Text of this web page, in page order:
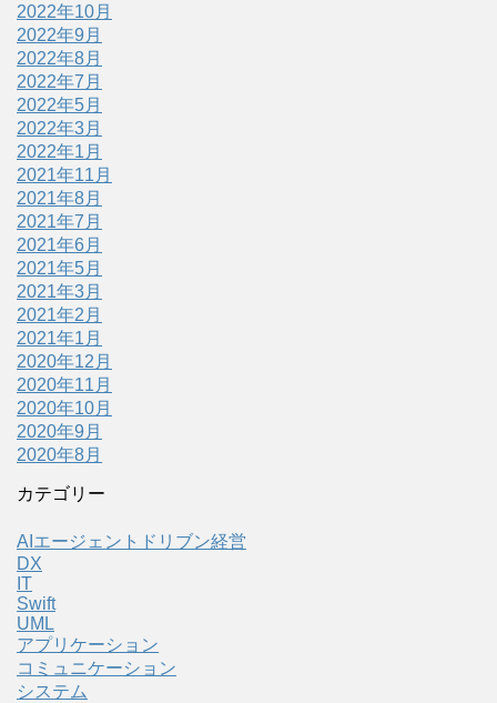
2022年10月
2022年9月
2022年8月
2022年7月
2022年5月
2022年3月
2022年1月
2021年11月
2021年8月
2021年7月
2021年6月
2021年5月
2021年3月
2021年2月
2021年1月
2020年12月
2020年11月
2020年10月
2020年9月
2020年8月
カテゴリー
AIエージェントドリブン経営
DX
IT
Swift
UML
アプリケーション
コミュニケーション
システム